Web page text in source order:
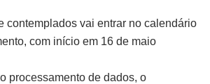
contemplados vai entrar no calendário
com início em 16 de maio
processamento de dados, o